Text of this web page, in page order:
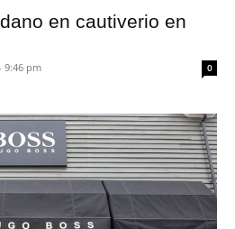
en cautiverio en
9:46 pm 0